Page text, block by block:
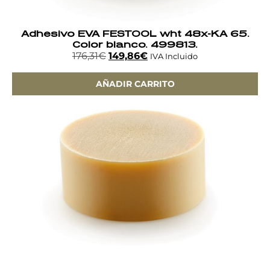
Adhesivo EVA FESTOOL wht 48x-KA 65.
Color blanco. 499813.
176,31€ 149,86€ IVA Incluido
AÑADIR CARRITO